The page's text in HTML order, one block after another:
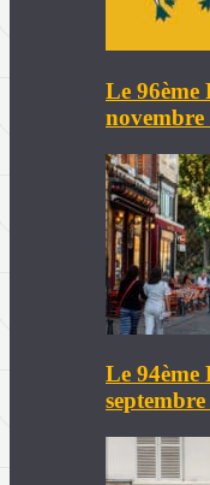
Le 96ème
novembre
Le 94ème